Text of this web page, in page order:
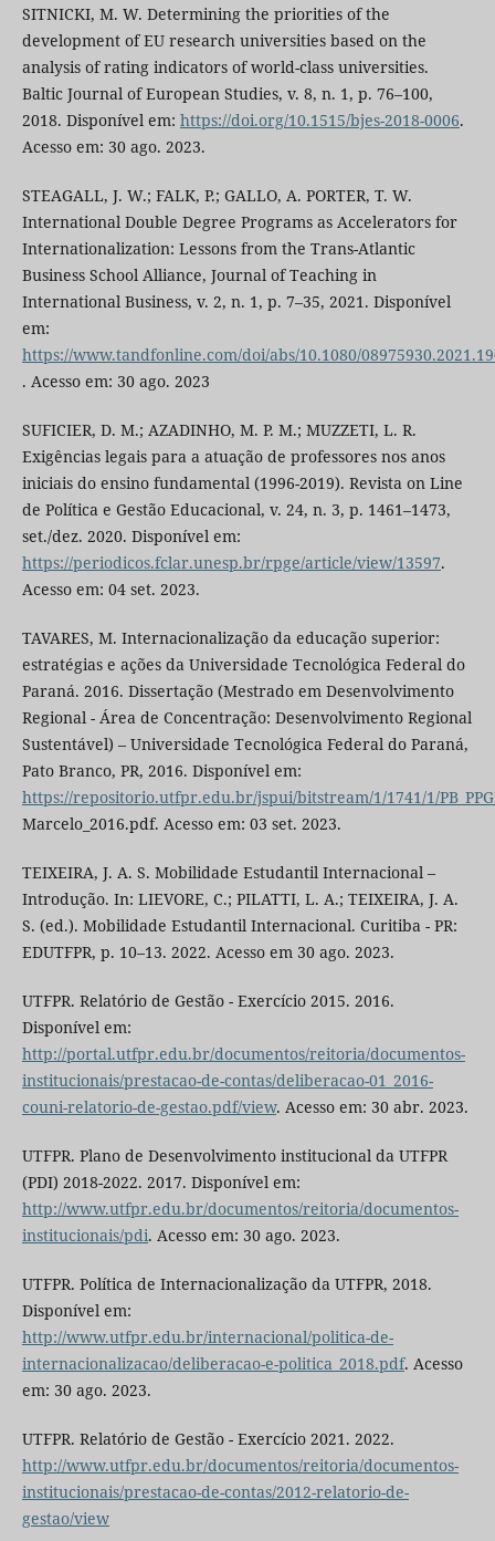
SITNICKI, M. W. Determining the priorities of the
development of EU research universities based on the
analysis of rating indicators of world-class universities.
Baltic Journal of European Studies, v. 8, n. 1, p. 76–100,
2018. Disponível em: https://doi.org/10.1515/bjes-2018-0006.
Acesso em: 30 ago. 2023.
STEAGALL, J. W.; FALK, P.; GALLO, A. PORTER, T. W.
International Double Degree Programs as Accelerators for
Internationalization: Lessons from the Trans-Atlantic
Business School Alliance, Journal of Teaching in
International Business, v. 2, n. 1, p. 7–35, 2021. Disponível
em:
https://www.tandfonline.com/doi/abs/10.1080/
. Acesso em: 30 ago. 2023
SUFICIER, D. M.; AZADINHO, M. P. M.; MUZZETI, L. R.
Exigências legais para a atuação de professores nos anos
iniciais do ensino fundamental (1996-2019). Revista on Line
de Política e Gestão Educacional, v. 24, n. 3, p. 1461–1473,
set./dez. 2020. Disponível em:
https://periodicos.fclar.unesp.br/rpge/article/view/13597.
Acesso em: 04 set. 2023.
TAVARES, M. Internacionalização da educação superior:
estratégias e ações da Universidade Tecnológica Federal do
Paraná. 2016. Dissertação (Mestrado em Desenvolvimento
Regional - Área de Concentração: Desenvolvimento Regional
Sustentável) – Universidade Tecnológica Federal do Paraná,
Pato Branco, PR, 2016. Disponível em:
https://repositorio.utfpr.edu.br/jspui/bitstream/1/1741/1/
Marcelo_2016.pdf. Acesso em: 03 set. 2023.
TEIXEIRA, J. A. S. Mobilidade Estudantil Internacional –
Introdução. In: LIEVORE, C.; PILATTI, L. A.; TEIXEIRA, J. A.
S. (ed.). Mobilidade Estudantil Internacional. Curitiba - PR:
EDUTFPR, p. 10–13. 2022. Acesso em 30 ago. 2023.
UTFPR. Relatório de Gestão - Exercício 2015. 2016.
Disponível em:
http://portal.utfpr.edu.br/documentos/reitoria/documentos-
institucionais/prestacao-de-contas/deliberacao-01_2016-
couni-relatorio-de-gestao.pdf/view. Acesso em: 30 abr. 2023.
UTFPR. Plano de Desenvolvimento institucional da UTFPR
(PDI) 2018-2022. 2017. Disponível em:
http://www.utfpr.edu.br/documentos/reitoria/documentos-
institucionais/pdi. Acesso em: 30 ago. 2023.
UTFPR. Política de Internacionalização da UTFPR, 2018.
Disponível em:
http://www.utfpr.edu.br/internacional/politica-de-
internacionalizacao/deliberacao-e-politica_2018.pdf. Acesso
em: 30 ago. 2023.
UTFPR. Relatório de Gestão - Exercício 2021. 2022.
http://www.utfpr.edu.br/documentos/reitoria/documentos-
institucionais/prestacao-de-contas/2012-relatorio-de-
gestao/view